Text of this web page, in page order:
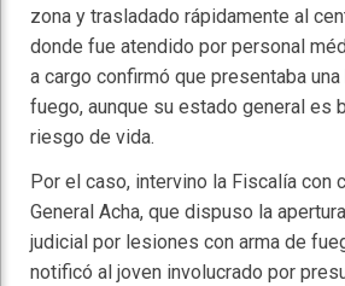
zona y trasladado rápidamente al
donde fue atendido por personal
a cargo confirmó que presentaba
fuego, aunque su estado general es
riesgo de vida.
Por el caso, intervino la Fiscalía con
General Acha, que dispuso la
judicial por lesiones con arma de
notificó al joven involucrado por